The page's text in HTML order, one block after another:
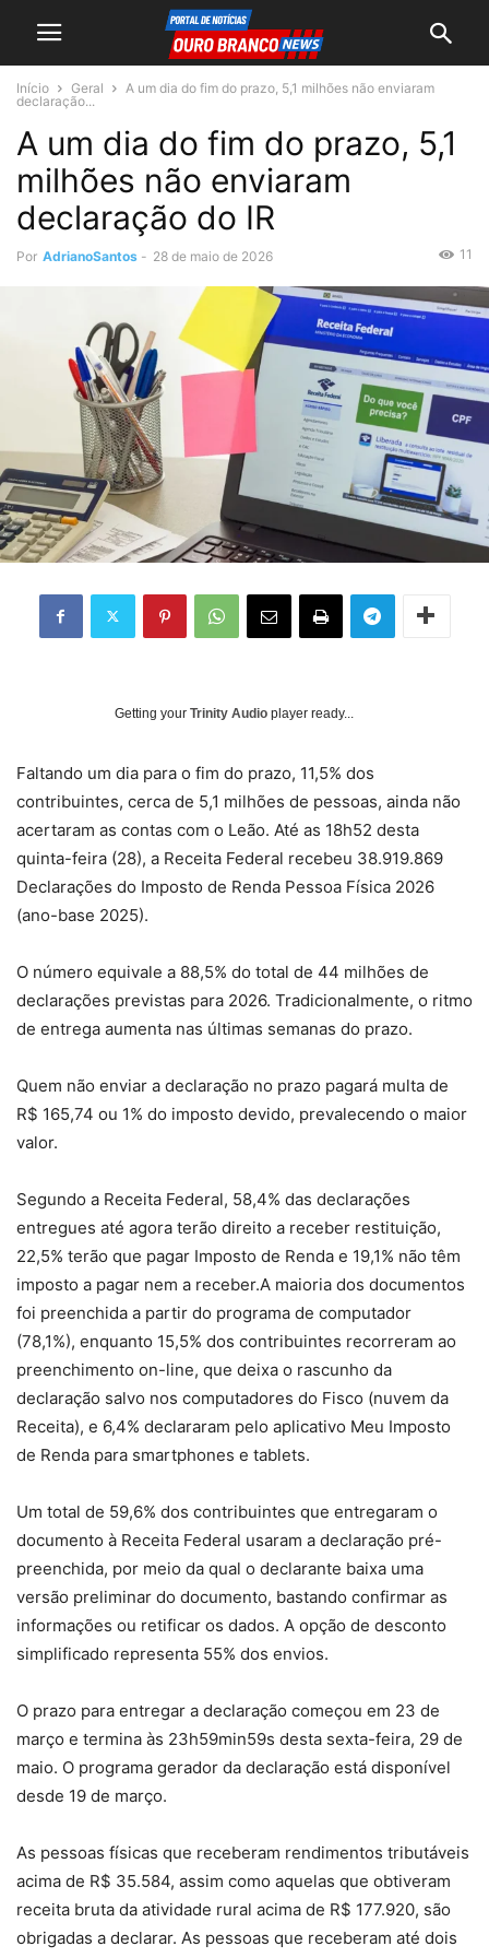
Início Geral
A um dia do fim do prazo, 5,1 milhões não enviaram
declaração...
A um dia do fim do prazo, 5,1
milhões não enviaram
declaração do IR
Por AdrianoSantos - 28 de maio de 2026 11
Getting your Trinity Audio player ready...
Faltando um dia para o fim do prazo, 11,5% dos
contribuintes, cerca de 5,1 milhões de pessoas, ainda não
acertaram as contas com o Leão. Até as 18h52 desta
quinta-feira (28), a Receita Federal recebeu 38.919.869
Declarações do Imposto de Renda Pessoa Física 2026
(ano-base 2025).
O número equivale a 88,5% do total de 44 milhões de
declarações previstas para 2026. Tradicionalmente, o ritmo
de entrega aumenta nas últimas semanas do prazo.
Quem não enviar a declaração no prazo pagará multa de
R$ 165,74 ou 1% do imposto devido, prevalecendo o maior
valor.
Segundo a Receita Federal, 58,4% das declarações
entregues até agora terão direito a receber restituição,
22,5% terão que pagar Imposto de Renda e 19,1% não têm
imposto a pagar nem a receber.A maioria dos documentos
foi preenchida a partir do programa de computador
(78,1%), enquanto 15,5% dos contribuintes recorreram ao
preenchimento on-line, que deixa o rascunho da
declaração salvo nos computadores do Fisco (nuvem da
Receita), e 6,4% declararam pelo aplicativo Meu Imposto
de Renda para smartphones e tablets.
Um total de 59,6% dos contribuintes que entregaram o
documento à Receita Federal usaram a declaração pré-
preenchida, por meio da qual o declarante baixa uma
versão preliminar do documento, bastando confirmar as
informações ou retificar os dados. A opção de desconto
simplificado representa 55% dos envios.
O prazo para entregar a declaração começou em 23 de
março e termina às 23h59min59s desta sexta-feira, 29 de
maio. O programa gerador da declaração está disponível
desde 19 de março.
As pessoas físicas que receberam rendimentos tributáveis
acima de R$ 35.584, assim como aquelas que obtiveram
receita bruta da atividade rural acima de R$ 177.920, são
obrigadas a declarar. As pessoas que receberam até dois